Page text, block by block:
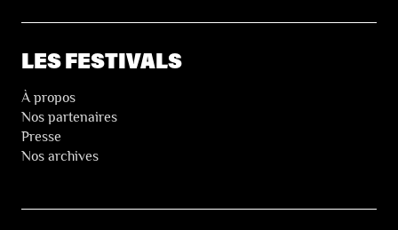
LES FESTIVALS
À propos
Nos partenaires
Presse
Nos archives